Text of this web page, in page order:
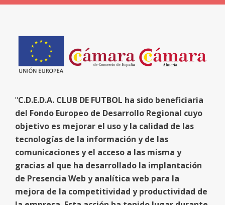
"C.D.E.D.A. CLUB DE FUTBOL ha sido beneficiaria
del Fondo Europeo de Desarrollo Regional cuyo
objetivo es mejorar el uso y la calidad de las
tecnologías de la información y de las
comunicaciones y el acceso a las misma y
gracias al que ha desarrollado la implantación
de Presencia Web y analítica web para la
mejora de la competitividad y productividad de